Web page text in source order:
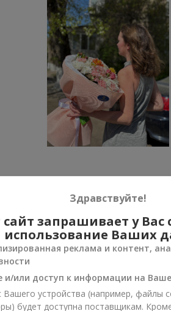
Все фото доставок
Заказать этот товар
Здравствуйте!
сайт запрашивает у Вас
использование Ваших
реклама и контент,
и/или доступ к информации на
устройства (например, файлы
будет доступна поставщикам.